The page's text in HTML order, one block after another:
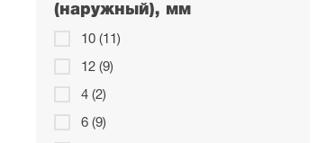
(наружный), мм
10 (11)
12 (9)
4 (2)
6 (9)